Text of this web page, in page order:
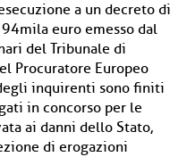
a un decreto di
euro emesso dal
del Tribunale di
Procuratore Europeo
inquirenti sono finiti
in concorso per le
ai danni dello Stato,
di erogazioni